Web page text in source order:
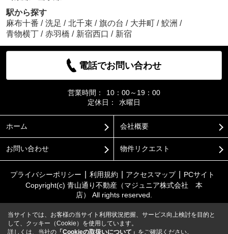
駅から探す
麻布十番 / 洗足 / 北千束 / 旗の台 / 大井町 / 鮫洲 /
青物横丁 / 赤羽橋 / 新宿西口 / 新宿
電話でお問い合わせ
営業時間：
10：00～19：00
定休日：
水曜日
ホーム 会社概要
お問い合わせ 物件リクエスト
プライバシーポリシー 利用規約 アクセスマップ
PCサイト
Copyright(c) 青山通り不動産（マジュニア株式会社 本
店） All rights reserved.
当サイトでは、お客様の当サイト利用状況把握、サービス向上検討を目的と
して、クッキー（Cookie）を使用しています。
詳しくは、当社の 「Cookieの取扱いについて」 をご確認ください。